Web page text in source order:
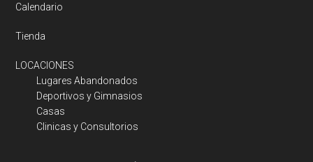
Calendario
Tienda
LOCACIONES
Lugares Abandonados
Deportivos y Gimnasios
Casas
Clinicas y Consultorios